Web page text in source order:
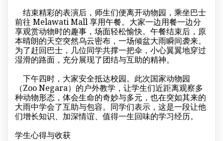
结束精彩的表演后，师生们便离开动物园，乘坐巴士
前往 Melawati Mall 享用午餐。大家一边用餐一边分
享观赏动物时的趣事，场面轻松愉快。午餐结束后，原
本晴朗的天空突然乌云密布，一场倾盆大雨瞬间袭来。
为了赶回巴士，几位同学共撑一把伞，小心翼翼地穿过
湿滑的路面，充分展现了团结与互助的精神。
下午四时，大家安全抵达校园。此次国家动物园
（Zoo Negara）的户外教学，让学生们近距离观察多
种动物形态，体会生命的奇妙与多元，也在突如其来的
大雨中学会了互助与包容。同学们表示，这是一段让他
们增长知识、加深情谊、值得一生回味的学习经历。
学生心得与收获